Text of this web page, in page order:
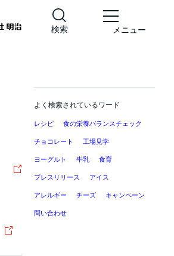
検索 メニュー
よく検索されているワード
レシピ 食の栄養バランスチェック
チョコレート 工場見学
ヨーグルト 牛乳 食育
プレスリリース アイス
アレルギー チーズ キャンペーン
問い合わせ